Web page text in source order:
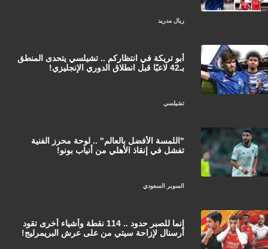
ريال مدريد
تشيلسي
أبو تريكة في انتظاركم .. تشيلسي يتحدى المنطق
بـ42 لاعبًا قبل انطلاق الدوري الإنجليزي!
السوبر السعودي
"اللمسة الأفضل بالعالم" .. لوحة محرز الفنية
تفشل في إنقاذ الأهلي من أنياب بونو!
إنما للصبر حدود .. 114 نقطة وأشياء أخرى تقود
آرسنال لإزاحة سيتي من على عرش البريمرليج!